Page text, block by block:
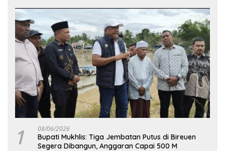
1 08/06/2026
Bupati Mukhlis: Tiga Jembatan Putus di Bireuen
Segera Dibangun, Anggaran Capai 500 M